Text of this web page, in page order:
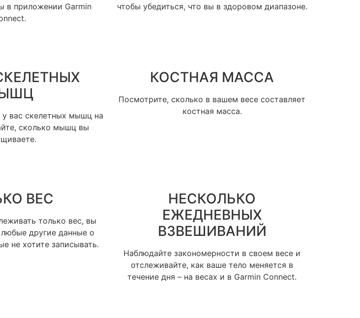
в приложении Garmin
чтобы убедиться, что вы в здоровом диапазоне.
вас скелетных мышц на
сколько мышц вы
КОСТНАЯ МАССА
Посмотрите, сколько в вашем весе составляет
костная масса.
ВЕС
только вес, вы
другие данные о
не хотите записывать.
НЕСКОЛЬКО
ЕЖЕДНЕВНЫХ
ВЗВЕШИВАНИЙ
Наблюдайте закономерности в своем весе и
отслеживайте, как ваше тело меняется в
течение дня – на весах и в Garmin Connect.
менеджер свяжется с вами чтобы
на все ваши вопросы
магазина. Мы постараемся ответить
быстрее и подробнее.
наш менеджер свяжется с вами в
уточнения деталей заказа.